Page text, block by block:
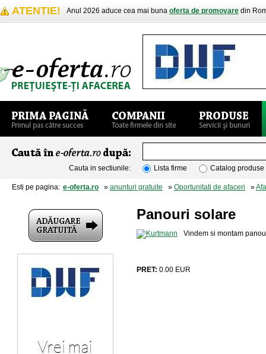
ATENTIE! Anul 2026 aduce cea mai buna oferta de promovare din
Cauta in sectiunile: Lista firme Catalog produse
Esti pe pagina: e-oferta.ro » anunturi gratuite » Oportunitati de afaceri »
Panouri solare
Vindem si montam
PRET: 0.00 EUR